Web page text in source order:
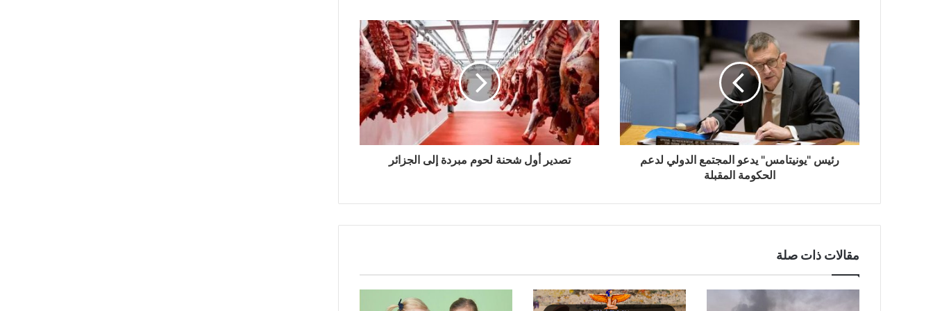
رئيس "يونيتامس" يدعو المجتمع الدولي لدعم
الحكومة المقبلة
تصدير أول شحنة لحوم مبردة إلى الجزائر
مقالات ذات صلة